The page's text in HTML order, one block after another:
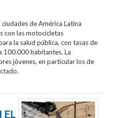
de América Latina
con las motocicletas
la salud pública, con tasas de
100.000 habitantes. La
jóvenes, en particular los de
EL